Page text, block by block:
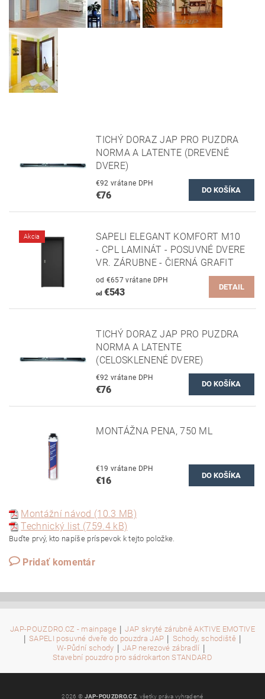
TICHÝ DORAZ JAP PRO PUZDRA
NORMA A LATENTE (DREVENÉ
DVERE)
€92 vrátane DPH
€76
Akcia
SAPELI ELEGANT KOMFORT M10
- CPL LAMINÁT - POSUVNÉ DVERE
VR. ZÁRUBNE - ČIERNÁ GRAFIT
od €657 vrátane DPH
od€543 DETAIL
TICHÝ DORAZ JAP PRO PUZDRA
NORMA A LATENTE
(CELOSKLENENÉ DVERE)
€92 vrátane DPH
€76
MONTÁŽNA PENA, 750 ML
€19 vrátane DPH
€16
Montážní návod (10.3 MB)
Technický list (759.4 kB)
Buďte prvý, kto napíše príspevok k tejto položke.
Pridať komentár
JAP-POUZDRO.CZ - mainpage JAP skryté zárubně AKTIVE EMOTIVE
SAPELI posuvné dveře do pouzdra JAP Schody, schodiště
W-Půdní schody JAP nerezové zábradlí
Stavební pouzdro pro sádrokarton STANDARD
2026 © JAP-POUZDRO.CZ , všetky práva vyhradené